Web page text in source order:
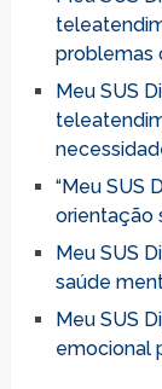
problemas
Meu SUS
“Meu SUS
orientação
Meu SUS
saúde
Meu SUS
emocional